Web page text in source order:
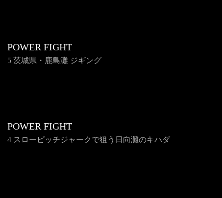
POWER FIGHT
5 茨城県・鹿島灘 ジギング
POWER FIGHT
4 スローピッチジャークで狙う日向灘のキハダ